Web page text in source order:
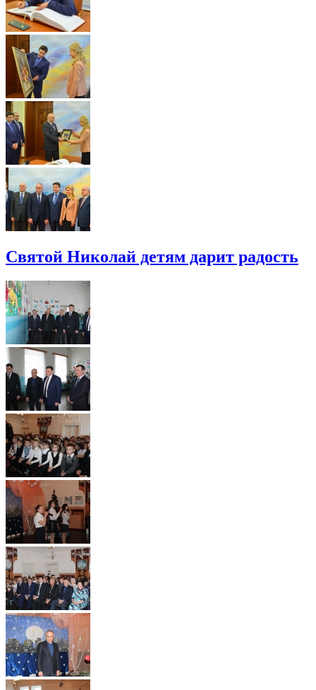
Святой Николай детям дарит радость